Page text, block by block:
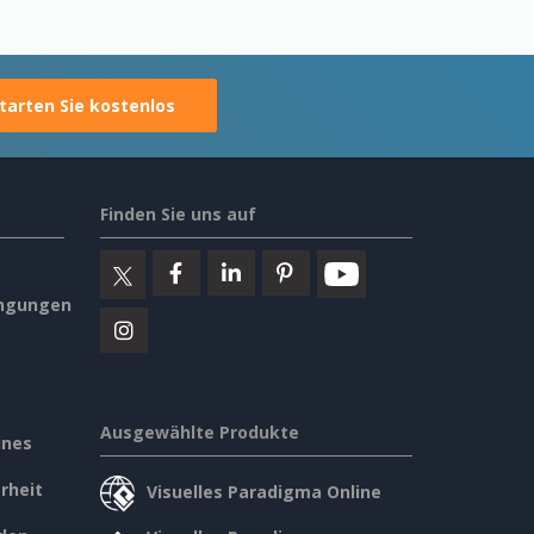
Sie kostenlos
Finden Sie uns auf
Ausgewählte Produkte
Visuelles Paradigma Online